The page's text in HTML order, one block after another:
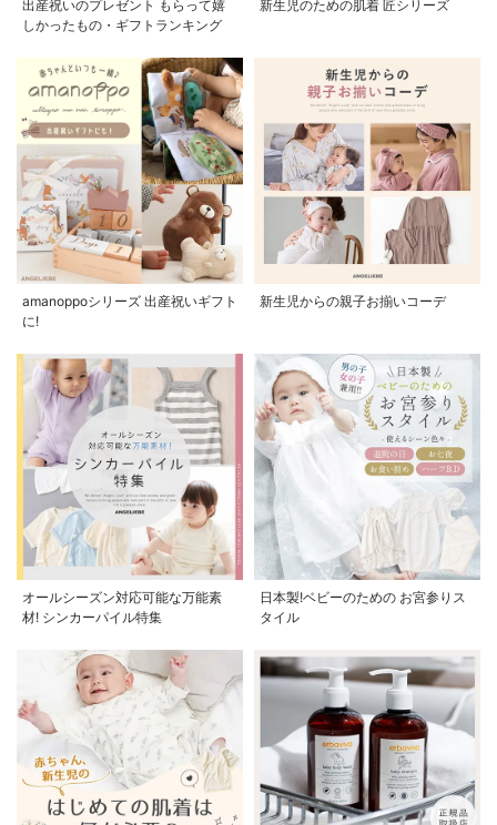
出産祝いのプレゼント もらって嬉
しかったもの・ギフトランキング
新生児のための肌着 匠シリーズ
amanoppoシリーズ 出産祝いギフト
に!
新生児からの親子お揃いコーデ
オールシーズン対応可能な万能素
材! シンカーパイル特集
日本製!ベビーのための お宮参りス
タイル